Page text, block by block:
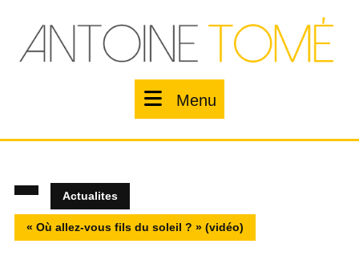
content
Menu
Actualites
« Où allez-vous fils du soleil ? » (vidéo)